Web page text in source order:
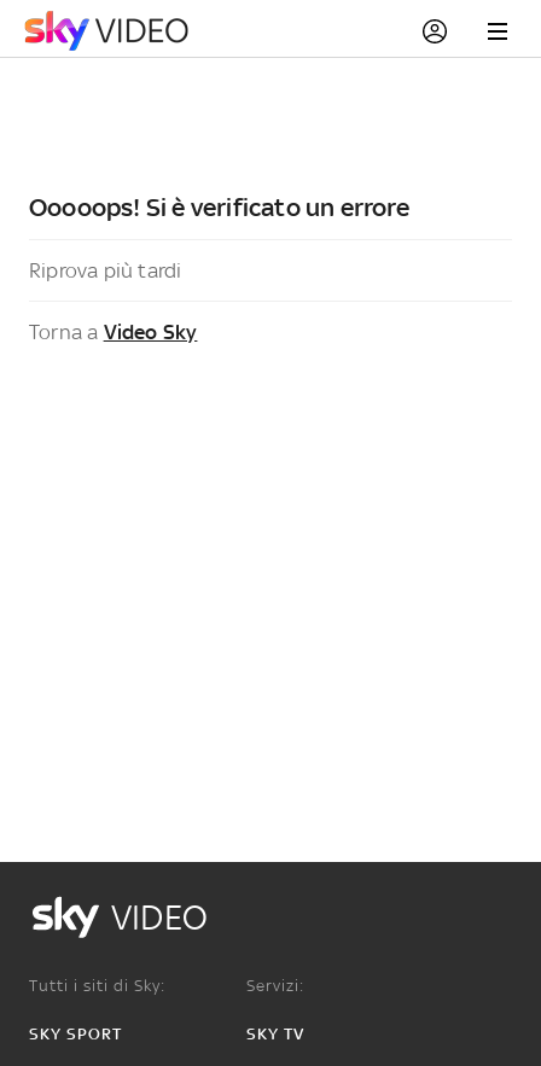
Ooooops! Si è verificato un errore
Riprova più tardi
Torna a Video Sky
VIDEO
Tutti i siti di Sky:
SKY SPORT
Servizi:
SKY TV